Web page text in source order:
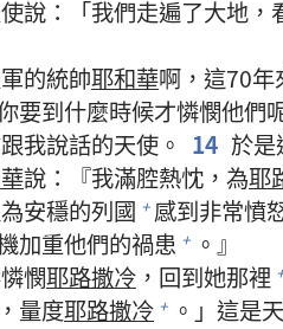
說：「我們走遍了大地，
的統帥耶和華啊，這70年
要到什麼時候才憐憫他們
我說話的天使。 14 於
說：『我滿腔熱忱，為耶
安穩的列國 + 感到非常憤
加重他們的禍患 + 。』
憫耶路撒冷，回到她那裡 +
量度耶路撒冷 + 。」這是